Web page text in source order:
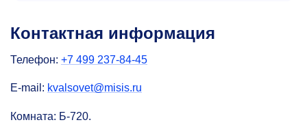
Контактная информация
Телефон: +7 499 237-84-45
E-mail: kvalsovet@misis.ru
Комната: Б-720.